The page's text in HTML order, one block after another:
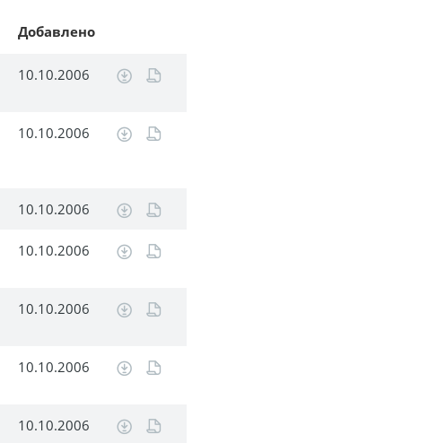
Добавлено
10.10.2006
10.10.2006
10.10.2006
10.10.2006
10.10.2006
10.10.2006
10.10.2006